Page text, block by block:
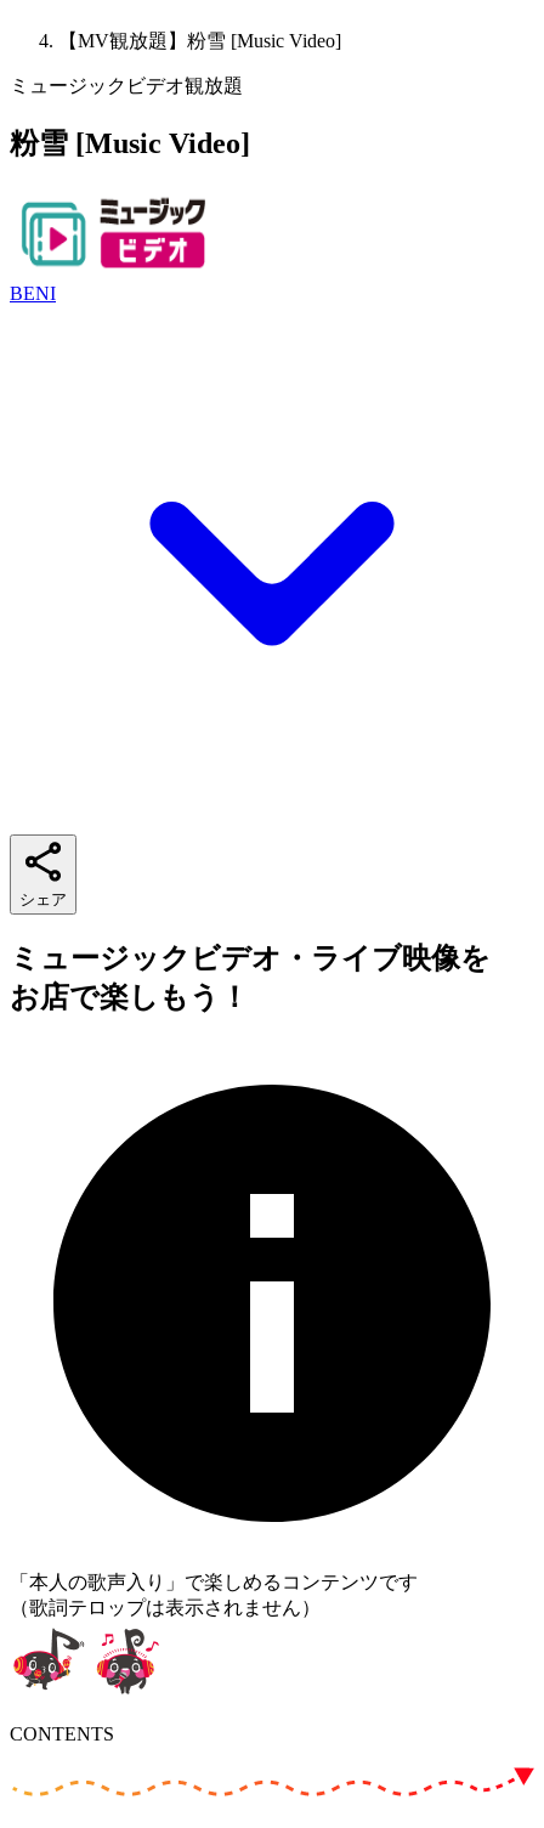
【MV観放題】粉雪 [Music Video]
ミュージックビデオ観放題
粉雪 [Music Video]
BENI
シェア
ミュージックビデオ・ライブ映像を
お店で楽しもう！
「本人の歌声入り」で楽しめるコンテンツです
（歌詞テロップは表示されません）
CONTENTS